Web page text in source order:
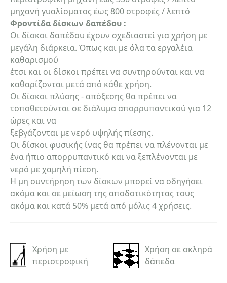
μηχανή γυαλίσματος έως 800 στροφές / λεπτό
Φροντίδα δίσκων δαπέδου :
Οι δίσκοι δαπέδου έχουν σχεδιαστεί για χρήση με
μεγάλη διάρκεια. Όπως και με όλα τα εργαλέια
καθαρισμού
έτσι και οι δίσκοι πρέπει να συντηρούνται και να
καθαρίζονται μετά από κάθε χρήση.
Οι δίσκοι πλύσης - απόξεσης θα πρέπει να
τοποθετούνται σε διάλυμα απορρυπαντικού για 12
ώρες και να
ξεβγάζονται με νερό υψηλής πίεσης.
Οι δίσκοι φυσικής ίνας θα πρέπει να πλένονται με
ένα ήπιο απορρυπαντικό και να ξεπλένονται με
νερό με χαμηλή πίεση.
Η μη συντήρηση των δίσκων μπορεί να οδηγήσει
ακόμα και σε μείωση της αποδοτικότητας τους
ακόμα και κατά 50% μετά από μόλις 4 χρήσεις.
Χρήση με
περιστροφική
Χρήση σε σκληρά
δάπεδα